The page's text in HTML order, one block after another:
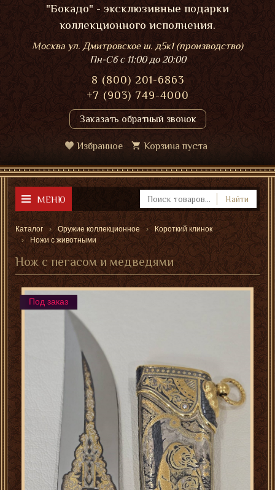
"Бокадо" - эксклюзивные подарки
коллекционного исполнения.
Москва ул. Дмитровское ш. д5к1 (производство)
Пн-Сбс 11:00 до 20:00
8 (800) 201-6863
+7 (903) 749-4000
Заказать обратный звонок
Избранное Корзина пуста
МЕНЮ Найти
Каталог Оружие коллекционное
Короткий клинок
Ножи с животными
Нож с пегасом и медведями
Под заказ